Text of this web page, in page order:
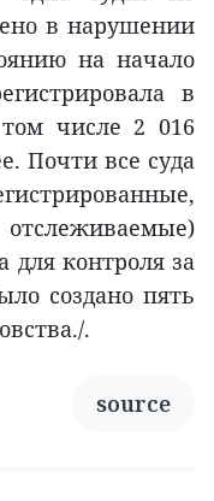
в нарушении
на начало
в
числе 2 016
Почти все суда
для контроля за
создано пять
.
source